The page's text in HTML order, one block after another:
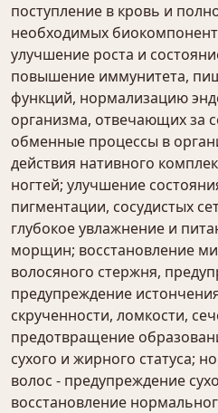
поступление в кровь и
необходимых
улучшение роста и
повышение иммунитета,
функций, нормализацию
организма, отвечающих за
обменные процессы в
действия нативного
ногтей; улучшение
пигментации, сосудистых
глубокое увлажнение и
морщин; восстановление
волосяного стержня,
предупреждение
скрученности, ломкости,
предотвращение
сухого и жирного статуса;
волос - предупреждение
восстановление